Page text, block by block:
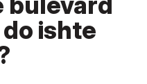
ishte